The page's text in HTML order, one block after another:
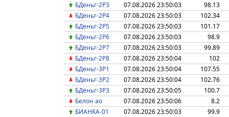
БДеньг-2P3
07.08.2026 23:50:03
98.13
БДеньг-2P4
07.08.2026 23:50:03
102.34
БДеньг-2P5
07.08.2026 23:50:03
101.17
БДеньг-2P6
07.08.2026 23:50:03
98.9
БДеньг-2P7
07.08.2026 23:50:03
99.89
БДеньг-2P8
07.08.2026 23:50:04
102
БДеньг-3P1
07.08.2026 23:50:04
107.55
БДеньг-3P2
07.08.2026 23:50:04
102.76
БДеньг-3P3
07.08.2026 23:50:05
100.7
Белон ао
07.08.2026 23:50:06
8.2
БИАНКА-01
07.08.2026 23:50:03
99.9